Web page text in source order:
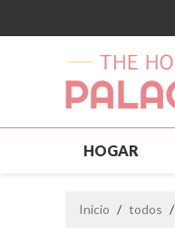
HOGAR
Inicio / todos /